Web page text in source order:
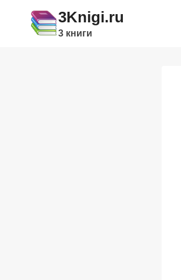
содержимому
3Knigi.ru
3 книги